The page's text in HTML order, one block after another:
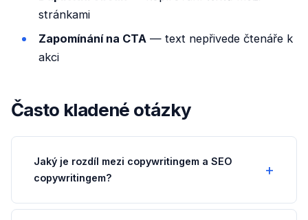
stránkami
Zapomínání na CTA — text nepřivede čtenáře k
akci
Často kladené otázky
Jaký je rozdíl mezi copywritingem a SEO
copywritingem?